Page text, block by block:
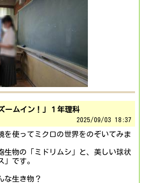
ームイン！」１年理科
2025/09/03 18:37
を使ってミクロの世界をのぞいてみま
生物の「ミドリムシ」と、美しい球状
」です。
な生き物？